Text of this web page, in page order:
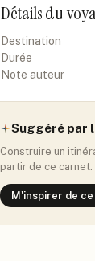
Détails du
Destination
Durée
Note auteur
Suggéré par
Construire un
partir de ce carnet.
M'inspirer de